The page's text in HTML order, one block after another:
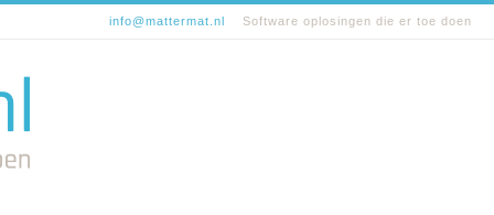
info@mattermat.nl Software oplosingen die er toe doen